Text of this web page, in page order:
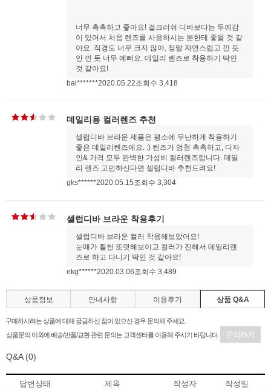
너무 촉촉하고 좋아요! 걸크러쉬 디바보다는 두께감
이 있어서 처음 렌즈를 사용하시는 분한테 좋을 것 같
아요. 직경도 너무 크지 않아, 정말 자연스럽고 낀 듯
안 낀 듯 너무 예뻐요. 데일리 렌즈로 착용하기 딱인
것 같아요!
bai*******2020.05.22조회수 3,418
데일리용 컬러렌즈 추천
셀럽디바 브라운 제품은 평소에 무난하게 착용하기
좋은 데일리렌즈에요. :) 렌즈가 엄청 촉촉하고, 디자
인& 가격 모두 완벽한 가성비 컬러렌즈랍니다. 데일
리 렌즈 고민하신다면 셀럽디바 추천드려요!
gks******2020.05.15조회수 3,304
셀럽디바 브라운 착용후기
셀럽디바 브라운 컬러 착용해보았어요!
눈매가 훨씬 또렷해보이고 컬러가 진해서 데일리렌
즈로 하고 다니기 딱인 것 같아요!
ekg******2020.03.06조회수 3,489
상품정보 안내사항 이용후기 상품 Q&A
구매하시려는 상품에 대해 궁금하신 점이 있으신 경우 문의해 주세요.
상품문의 이외에 배송/반품/교환 관련 문의는 고객센터를 이용해 주시기 바랍니다.
문의하기
Q&A (0)
답변상태 제목 작성자 작성일